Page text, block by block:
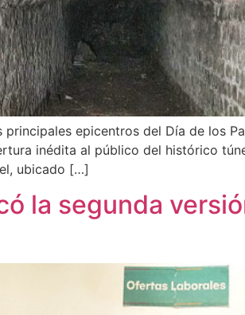
principales epicentros del Día de los
inédita al público del histórico
ubicado […]
la segunda